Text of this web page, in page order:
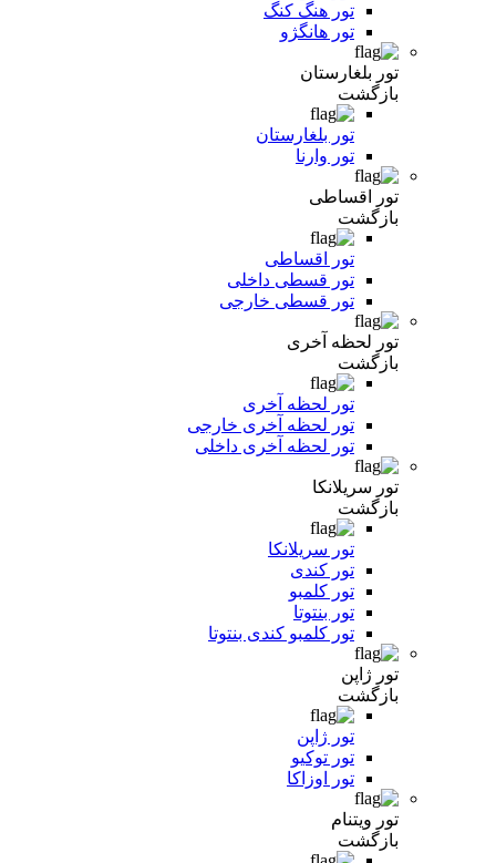
تور هنگ کنگ
تور هانگژو
تور بلغارستان
بازگشت
تور بلغارستان
تور وارنا
تور اقساطی
بازگشت
تور اقساطی
تور قسطی داخلی
تور قسطی خارجی
تور لحظه آخری
بازگشت
تور لحظه آخری
تور لحظه آخری خارجی
تور لحظه آخری داخلی
تور سریلانکا
بازگشت
تور سریلانکا
تور کندی
تور کلمبو
تور بنتوتا
تور کلمبو کندی بنتوتا
تور ژاپن
بازگشت
تور ژاپن
تور توکیو
تور اوزاکا
تور ویتنام
بازگشت